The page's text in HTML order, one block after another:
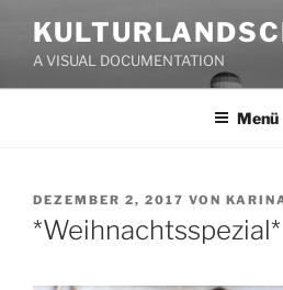
Inhalt
springenA VISUAL DOCUMENTATION
Menü
VERÖFFENTLICHT
AM
DEZEMBER 2, 2017 VON
*Weihnachtsspezial*